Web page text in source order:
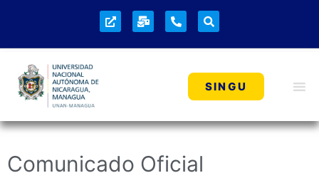
SINGU
Comunicado Oficial